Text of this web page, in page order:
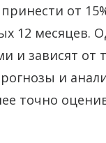
от
12 месяцев.
зависят от
и
точно